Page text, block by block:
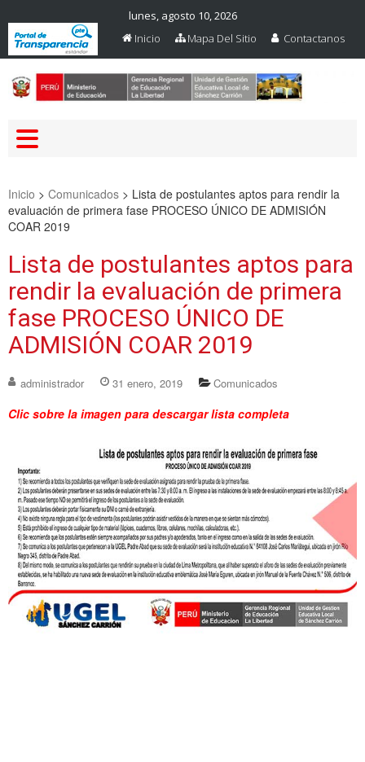
lunes, agosto 10, 2026
Inicio
Mapa Del Sitio Contactanos
Inicio > Comunicados > Lista de postulantes aptos para rendir la
evaluación de primera fase PROCESO ÚNICO DE ADMISIÓN
COAR 2019
Lista de postulantes aptos para
rendir la evaluación de primera
fase PROCESO ÚNICO DE
ADMISIÓN COAR 2019
administrador 31 enero, 2019 Comunicados
Clic sobre la imagen para descargar lista completa